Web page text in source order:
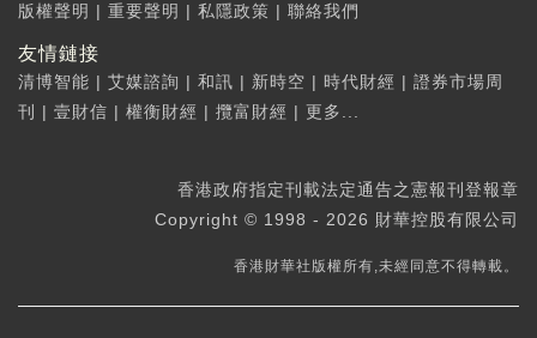
版權聲明 | 重要聲明 | 私隱政策 | 聯絡我們
友情鏈接
清博智能 | 艾媒諮詢 | 和訊 | 新時空 | 時代財經 | 證券市場周
刊
| 壹財信 | 權衡財經 | 攬富財經 | 更多...
香港政府指定刊載法定通告之憲報刊登報章
Copyright © 1998 - 2026 財華控股有限公司
香港財華社版權所有,未經同意不得轉載。